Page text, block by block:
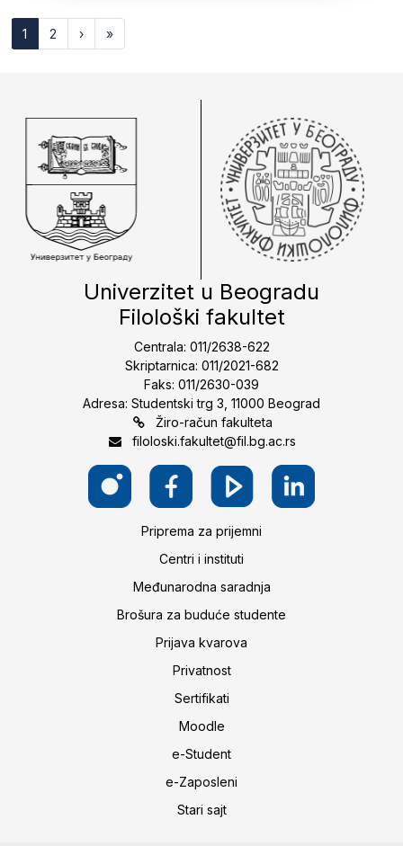
1 2 › »
Univerzitet u Beogradu
Filološki fakultet
Centrala: 011/2638-622
Skriptarnica: 011/2021-682
Faks: 011/2630-039
Adresa: Studentski trg 3, 11000 Beograd
Žiro-račun fakulteta
filoloski.fakultet@fil.bg.ac.rs
Priprema za prijemni
Centri i instituti
Međunarodna saradnja
Brošura za buduće studente
Prijava kvarova
Privatnost
Sertifikati
Moodle
e-Student
e-Zaposleni
Stari sajt